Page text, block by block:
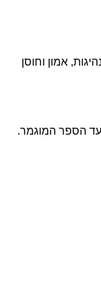
אמון וחוסן
ועד הספר המוגמר.